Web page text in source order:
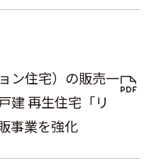
ン住宅）の販売一
建 再生住宅「リ
事業を強化